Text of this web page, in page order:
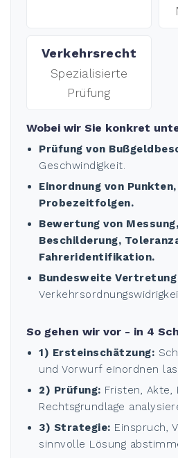
Verkehrsrecht
Spezialisierte
Prüfung
Wobei wir Sie konkret
Prüfung von
Geschwindigkeit.
Einordnung von
Probezeitfolgen.
Bewertung von
Beschilderung,
Fahreridentifikation.
Bundesweite Vertretung
So gehen wir vor - in 4
1) Ersteinschätzung:
und Vorwurf einordnen
2) Prüfung: Fristen, Akte,
Rechtsgrundlage
3) Strategie: Einspruch,
sinnvolle Lösung